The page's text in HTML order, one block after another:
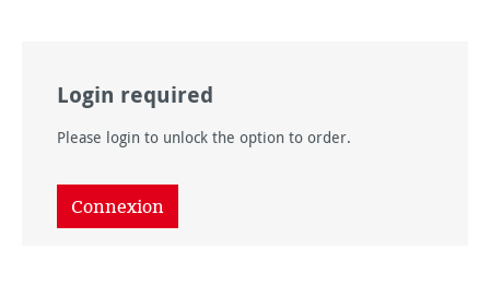
Login required
Please login to unlock the option to order.
Connexion